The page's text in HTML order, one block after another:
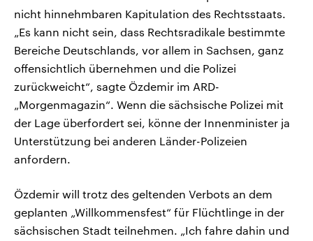
nicht hinnehmbaren Kapitulation des Rechtsstaats.
„Es kann nicht sein, dass Rechtsradikale bestimmte
Bereiche Deutschlands, vor allem in Sachsen, ganz
offensichtlich übernehmen und die Polizei
zurückweicht“, sagte Özdemir im ARD-
„Morgenmagazin“. Wenn die sächsische Polizei mit
der Lage überfordert sei, könne der Innenminister ja
Unterstützung bei anderen Länder-Polizeien
anfordern.
Özdemir will trotz des geltenden Verbots an dem
geplanten „Willkommensfest“ für Flüchtlinge in der
sächsischen Stadt teilnehmen. „Ich fahre dahin und